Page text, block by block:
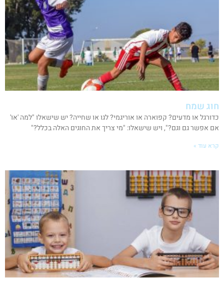
חוג שמח
כדורגל או מדעים? קפוארה או אוריגמי? לגו או שחייה? יש שישאלו "למה 'או'
אם אפשר גם וגם?", ויש שישאלו: "מי צריך את החוגים האלה בכלל?"
קרא עוד »